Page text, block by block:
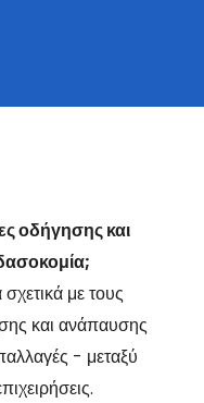
οδήγησης και
με τους
και ανάπαυσης
- μεταξύ